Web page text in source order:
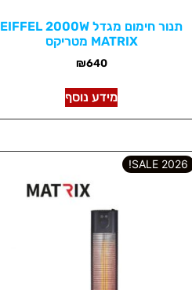
תנור חימום מגדל EIFFEL 2000W
MATRIX מטריקס
₪640
מידע נוסף
2026 SALE!